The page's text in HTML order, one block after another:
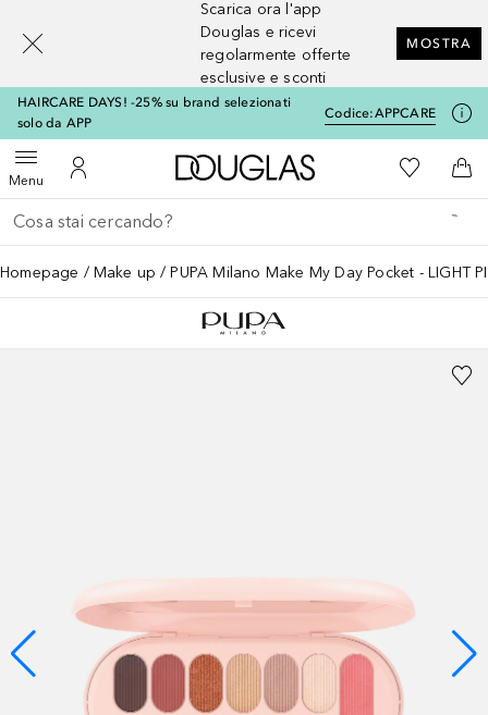
Scarica ora l'app
Douglas e ricevi
regolarmente offerte
esclusive e sconti
MOSTRA
HAIRCARE DAYS! -25% su brand selezionati
solo da APP
Codice:APPCARE
MenuApri menuAl Mio Account
A Douglas HomeAlla Mia
Al
Torna indietro
Esegui ricerca
Homepage Make up PUPA Milano Make My Day Pocket - LIGHT
[navigation.slideout.screenreader]